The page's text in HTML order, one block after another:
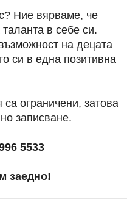
Ние вярваме, че
в себе си.
на децата
си в една позитивна
ограничени, затова
записване.
5533
заедно!